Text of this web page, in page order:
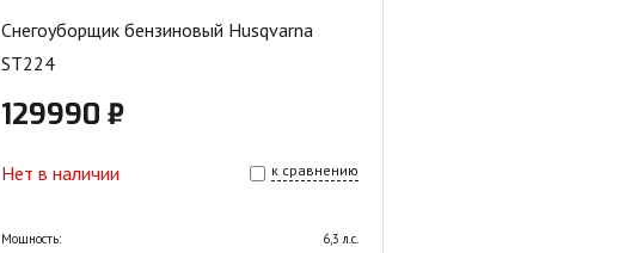
Снегоуборщик бензиновый Husqvarna
ST224
129990 ₽
к сравнению
Нет в наличии
Мощность:
6,3 л.с.